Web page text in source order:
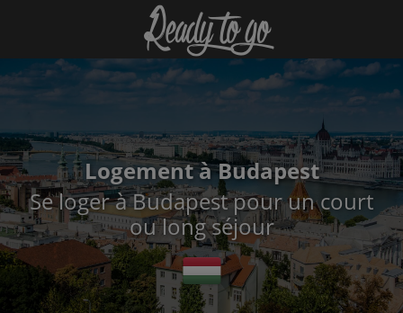
Logement à Budapest
Se loger à Budapest pour un court
ou long séjour